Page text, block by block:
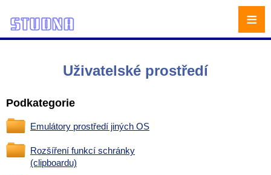
Uživatelské prostředí
Podkategorie
Emulátory prostředí jiných OS
Rozšíření funkcí schránky
(clipboardu)
≡